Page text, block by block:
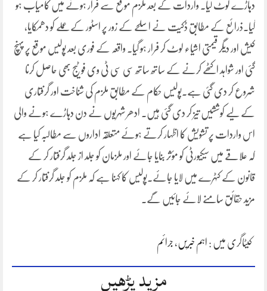
دہاڑے لوٹ لیا۔ واردات کے بعد ملزم موقع سے فرار ہونے میں کامیاب ہو
گیا۔ذرائع کے مطابق ڈکیت نے اسلحے کے زور پر اسٹور کے عملے کو دھمکایا،
کیش اور دیگر قیمتی اشیاء لوٹ کر فرار ہو گیا۔ واقعہ کے فوری بعد پولیس موقع پر پہنچ
گئی اور شواہد اکٹھے کرنے کے ساتھ ساتھ سی سی ٹی وی فوٹیج بھی حاصل کرنا
شروع کر دی گئی ہے۔پولیس حکام کے مطابق ملزم کی شناخت اور گرفتاری
کے لیے کوششیں تیز کر دی گئی ہیں۔ ادھر شہریوں نے دن دہاڑے ہونے والی
اس واردات پر تشویش کا اظہار کرتے ہوئے متعلقہ اداروں سے مطالبہ کیا ہے
کہ علاقے میں سیکیورٹی کو مؤثر بنایا جائے اور ملزمان کو جلد از جلد گرفتار کر کے
قانون کے کٹہرے میں لایا جائے۔پولیس کا کہنا ہے کہ ملزم کو جلد گرفتار کر کے
مزید حقائق سامنے لائے جائیں گے۔
کیٹاگری میں : اہم خبریں ، جرائم
مزید پڑھیں